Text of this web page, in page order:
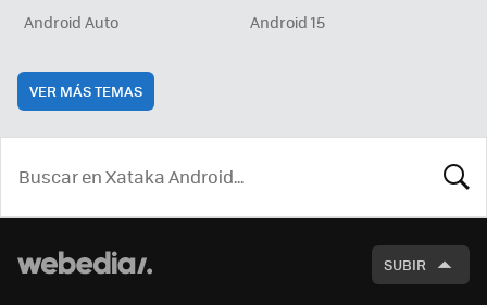
Android Auto
Android 15
VER MÁS TEMAS
SUBIR